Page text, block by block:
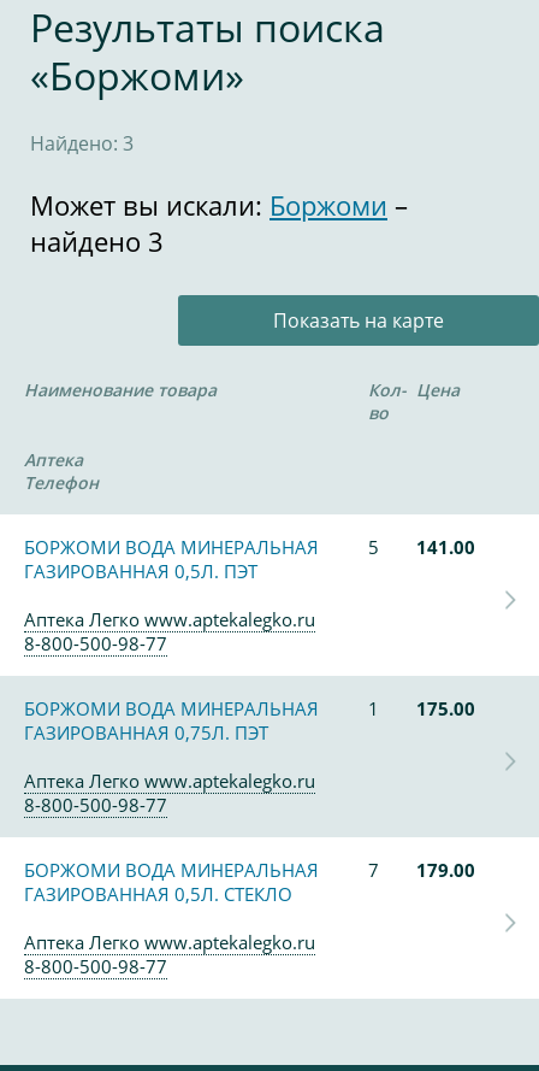
Результаты поиска
«Боржоми»
Найдено: 3
Может вы искали: Боржоми –
найдено 3
Показать на карте
Наименование товара
Кол-
во
Цена
Аптека
Телефон
БОРЖОМИ ВОДА МИНЕРАЛЬНАЯ
ГАЗИРОВАННАЯ 0,5Л. ПЭТ
5 141.00
Аптека Легко www.aptekalegko.ru
8-800-500-98-77
БОРЖОМИ ВОДА МИНЕРАЛЬНАЯ
ГАЗИРОВАННАЯ 0,75Л. ПЭТ
1 175.00
Аптека Легко www.aptekalegko.ru
8-800-500-98-77
БОРЖОМИ ВОДА МИНЕРАЛЬНАЯ
ГАЗИРОВАННАЯ 0,5Л. СТЕКЛО
7 179.00
Аптека Легко www.aptekalegko.ru
8-800-500-98-77